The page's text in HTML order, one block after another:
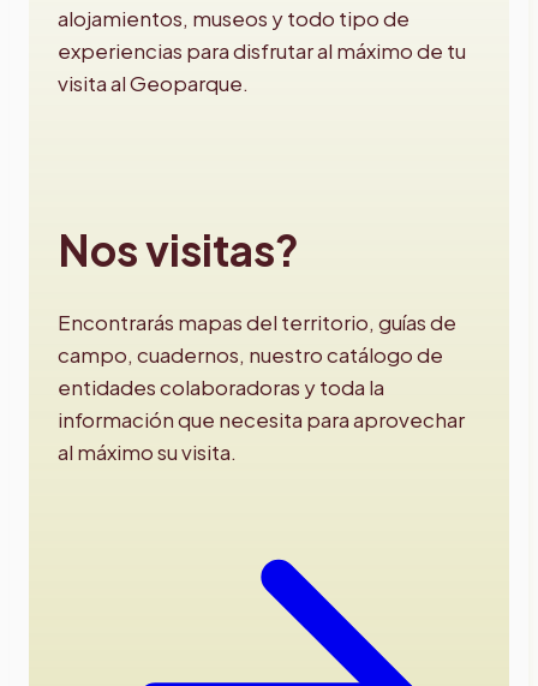
alojamientos, museos y todo tipo de
experiencias para disfrutar al máximo de tu
visita al Geoparque.
Nos visitas?
Encontrarás mapas del territorio, guías de
campo, cuadernos, nuestro catálogo de
entidades colaboradoras y toda la
información que necesita para aprovechar
al máximo su visita.